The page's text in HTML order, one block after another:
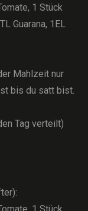
1 Stück
Guarana, 1EL
Mahlzeit nur
bis du satt bist.
Tag verteilt)